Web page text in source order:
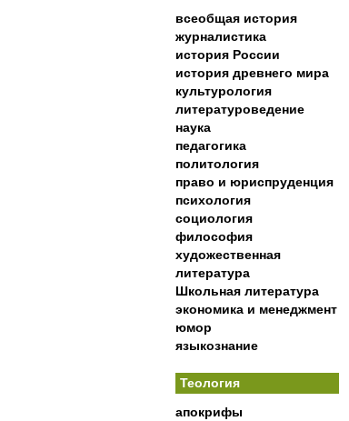
всеобщая история
журналистика
история России
история древнего мира
культурология
литературоведение
наука
педагогика
политология
право и юриспруденция
психология
социология
философия
художественная
литература
Школьная литература
экономика и менеджмент
юмор
языкознание
Теология
апокрифы